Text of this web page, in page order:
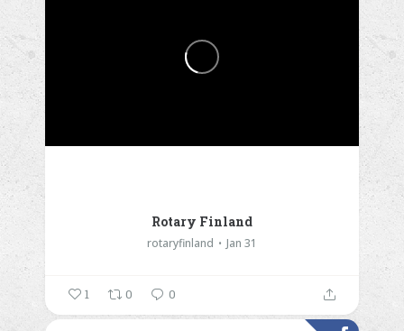
Rotary Finland
rotaryfinland Jan 31
1 0 0